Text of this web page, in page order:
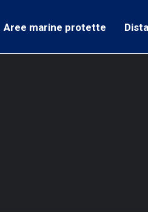
Aree marine protette